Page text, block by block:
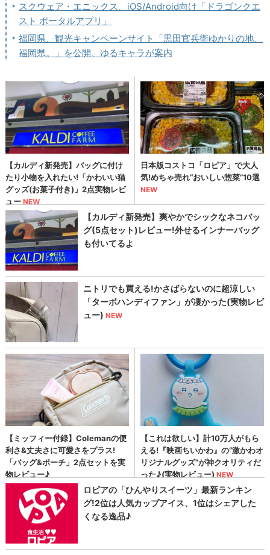
スクウェア・エニックス、iOS/Android向け「ドラゴンクエ
スト ポータルアプリ」
福岡県、観光キャンペーンサイト「黒田官兵衛ゆかりの地、
福岡県。」を公開、ゆるキャラが案内